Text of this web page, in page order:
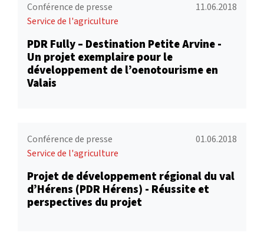
Conférence de presse
11.06.2018
Service de l'agriculture
PDR Fully – Destination Petite Arvine -
Un projet exemplaire pour le
développement de l’oenotourisme en
Valais
Conférence de presse
01.06.2018
Service de l'agriculture
Projet de développement régional du val
d’Hérens (PDR Hérens) - Réussite et
perspectives du projet